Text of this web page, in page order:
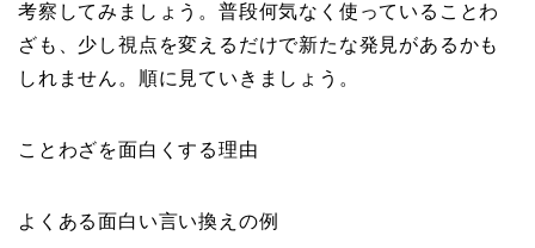
考察してみましょう。普段何気なく使っていることわ
ざも、少し視点を変えるだけで新たな発見があるかも
しれません。順に見ていきましょう。
ことわざを面白くする理由
よくある面白い言い換えの例